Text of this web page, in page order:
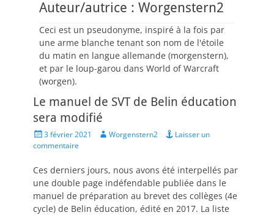
Auteur/autrice : Worgenstern2
Ceci est un pseudonyme, inspiré à la fois par
une arme blanche tenant son nom de l'étoile
du matin en langue allemande (morgenstern),
et par le loup-garou dans World of Warcraft
(worgen).
Le manuel de SVT de Belin éducation
sera modifié
Posted
on
3 février 2021 AuthorWorgenstern2
Laisser un
commentaire
Ces derniers jours, nous avons été interpellés par
une double page indéfendable publiée dans le
manuel de préparation au brevet des collèges (4e
cycle) de Belin éducation, édité en 2017. La liste